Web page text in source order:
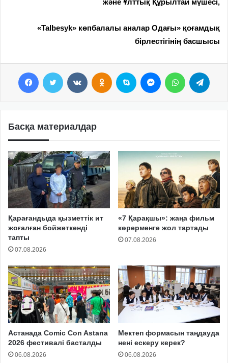
«Talbesyk» көпбалалы аналар Одағы» қоғамдық
бірлестігінің басшысы
Басқа материалдар
Қарағандыда қызметтік ит
жоғалған бойжеткенді
тапты
07.08.2026
«7 Қарақшы»: жаңа фильм
көрерменге жол тартады
07.08.2026
Астанада Comic Con Astana
2026 фестивалі басталды
06.08.2026
Мектеп формасын таңдауда
нені ескеру керек?
06.08.2026